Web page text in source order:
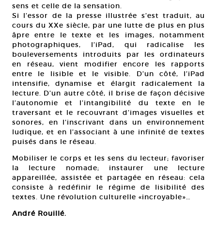
sens et celle de la sensation.
Si l’essor de la presse illustrée s’est traduit, au
cours du XXe siècle, par une lutte de plus en plus
âpre entre le texte et les images, notamment
photographiques, l’iPad, qui radicalise les
bouleversements introduits par les ordinateurs
en réseau, vient modifier encore les rapports
entre le lisible et le visible. D’un côté, l’iPad
intensifie, dynamise et élargit radicalement la
lecture. D’un autre côté, il brise de façon décisive
l’autonomie et l’intangibilité du texte en le
traversant et le recouvrant d’images visuelles et
sonores, en l’inscrivant dans un environnement
ludique, et en l’associant à une infinité de textes
puisés dans le réseau.
Mobiliser le corps et les sens du lecteur; favoriser
la lecture nomade; instaurer une lecture
appareillée, assistée et partagée en réseau: cela
consiste à redéfinir le régime de lisibilité des
textes. Une révolution culturelle «incroyable»…
André Rouillé.